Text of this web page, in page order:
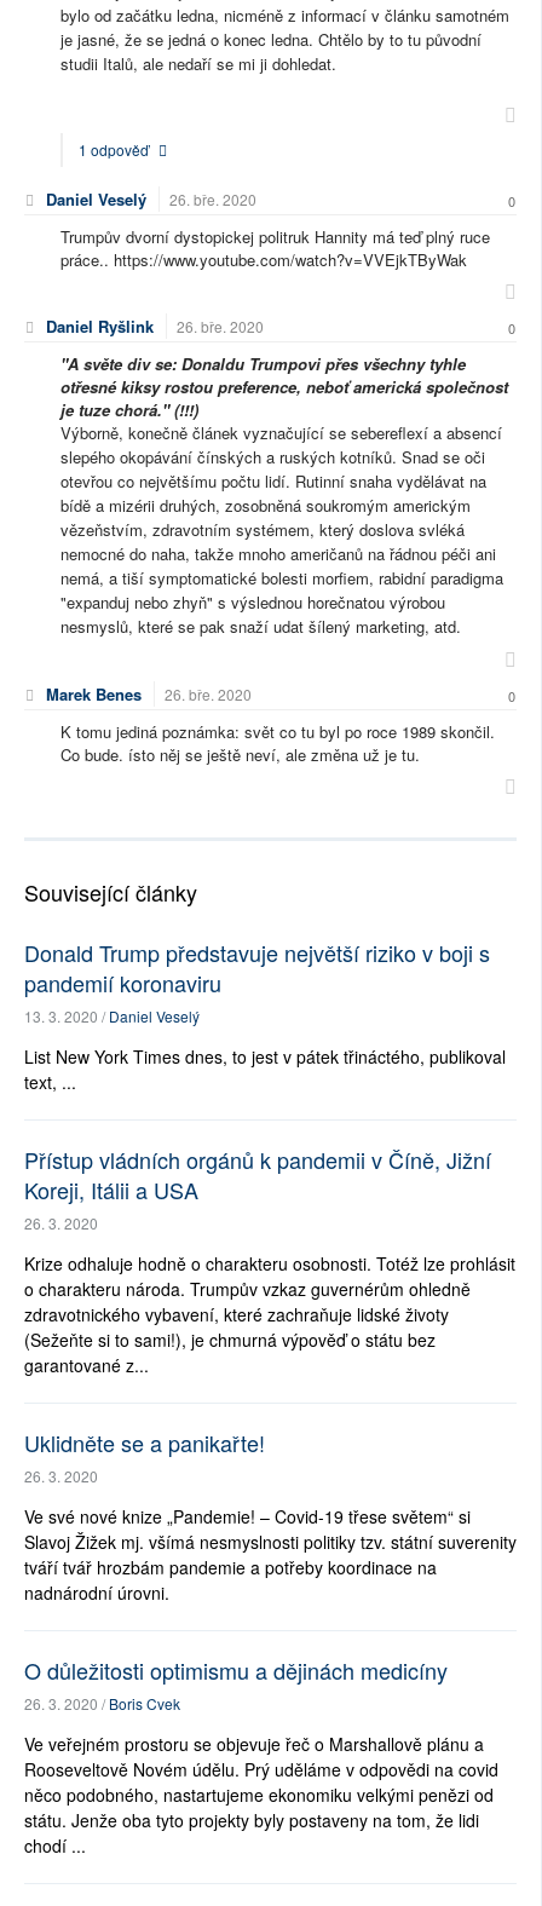
bylo od začátku ledna, nicméně z informací v článku samotném
je jasné, že se jedná o konec ledna. Chtělo by to tu původní
studii Italů, ale nedaří se mi ji dohledat.
1 odpověď
Daniel Veselý 26. bře. 2020 0
Trumpův dvorní dystopickej politruk Hannity má teď plný ruce
práce.. https://www.youtube.com/watch?v=VVEjkTByWak
Daniel Ryšlink 26. bře. 2020 0
"A světe div se: Donaldu Trumpovi přes všechny tyhle
otřesné kiksy rostou preference, neboť americká společnost
je tuze chorá." (!!!)
Výborně, konečně článek vyznačující se sebereflexí a absencí
slepého okopávání čínských a ruských kotníků. Snad se oči
otevřou co největšímu počtu lidí. Rutinní snaha vydělávat na
bídě a mizérii druhých, zosobněná soukromým americkým
vězeňstvím, zdravotním systémem, který doslova svléká
nemocné do naha, takže mnoho američanů na řádnou péči ani
nemá, a tiší symptomatické bolesti morfiem, rabidní paradigma
"expanduj nebo zhyň" s výslednou horečnatou výrobou
nesmyslů, které se pak snaží udat šílený marketing, atd.
Marek Benes 26. bře. 2020 0
K tomu jediná poznámka: svět co tu byl po roce 1989 skončil.
Co bude. ísto něj se ještě neví, ale změna už je tu.
Související články
Donald Trump představuje největší riziko v boji s
pandemií koronaviru
13. 3. 2020 /Daniel Veselý
List New York Times dnes, to jest v pátek třináctého, publikoval
text, ...
Přístup vládních orgánů k pandemii v Číně, Jižní
Koreji, Itálii a USA
26. 3. 2020
Krize odhaluje hodně o charakteru osobnosti. Totéž lze prohlásit
o charakteru národa. Trumpův vzkaz guvernérům ohledně
zdravotnického vybavení, které zachraňuje lidské životy
(Sežeňte si to sami!), je chmurná výpověď o státu bez
garantované z...
Uklidněte se a panikařte!
26. 3. 2020
Ve své nové knize „Pandemie! – Covid-19 třese světem“ si
Slavoj Žižek mj. všímá nesmyslnosti politiky tzv. státní suverenity
tváří tvář hrozbám pandemie a potřeby koordinace na
nadnárodní úrovni.
O důležitosti optimismu a dějinách medicíny
26. 3. 2020 /Boris Cvek
Ve veřejném prostoru se objevuje řeč o Marshallově plánu a
Rooseveltově Novém údělu. Prý uděláme v odpovědi na covid
něco podobného, nastartujeme ekonomiku velkými penězi od
státu. Jenže oba tyto projekty byly postaveny na tom, že lidi
chodí ...